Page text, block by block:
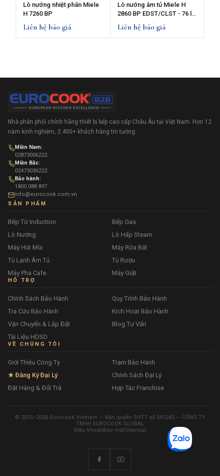
Lò nướng nhiệt phân Miele
H 7260 BP
Liên hệ báo giá
Lò nướng âm tủ Miele H
2860 BP EDST/CLST - 76 lít,
vệ sinh nhiệt phân
Liên hệ báo giá
Nhà phân phối chính hãng thiết bị bếp cao cấp Châu Âu tại Việt Nam. Hơn 12
năm kinh nghiệm, 2.400+ khách hàng tin tưởng.
Miền Nam:
02873006222
Miền Bắc:
02473036222
Bảo hành:
1800 088 897
info@eurocook.com.vn
SẢN PHẨM
Bếp Từ Induction
Bếp Gas
Lò Nướng
Lò Hấp Steam
Máy Hút Mùi
Máy Rửa Bát
Tủ Lạnh Âm Tủ
Tủ Rượu
Máy Pha Cafe
Máy Giặt
HỖ TRỢ
Chính Sách Bảo Hành
Quy Trình Bảo Hành
Tra Cứu Bảo Hành
Kích Hoạt Bảo Hành
Vận Chuyển & Lắp Đặt
Blog Tư Vấn
Tài Liệu HDSD
VỀ CHÚNG TÔI
Giới Thiệu Công Ty
Trạm Bảo Hành
★ Đăng Ký Đại Lý
Chính Sách Đại Lý
Đặt Hàng & Đổi Trả
Hợp Tác Franchise
© 2015–2026 Eurocook Vietnam — Bản quyền SHTT số 541245 — CÔNG TY
TNHH EUROCOOK GLOBAL
Điều khoảnBảo mậtSitemap